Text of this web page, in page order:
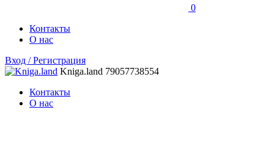
0
Контакты
О нас
Вход / Регистрация
Kniga.land 79057738554
Контакты
О нас